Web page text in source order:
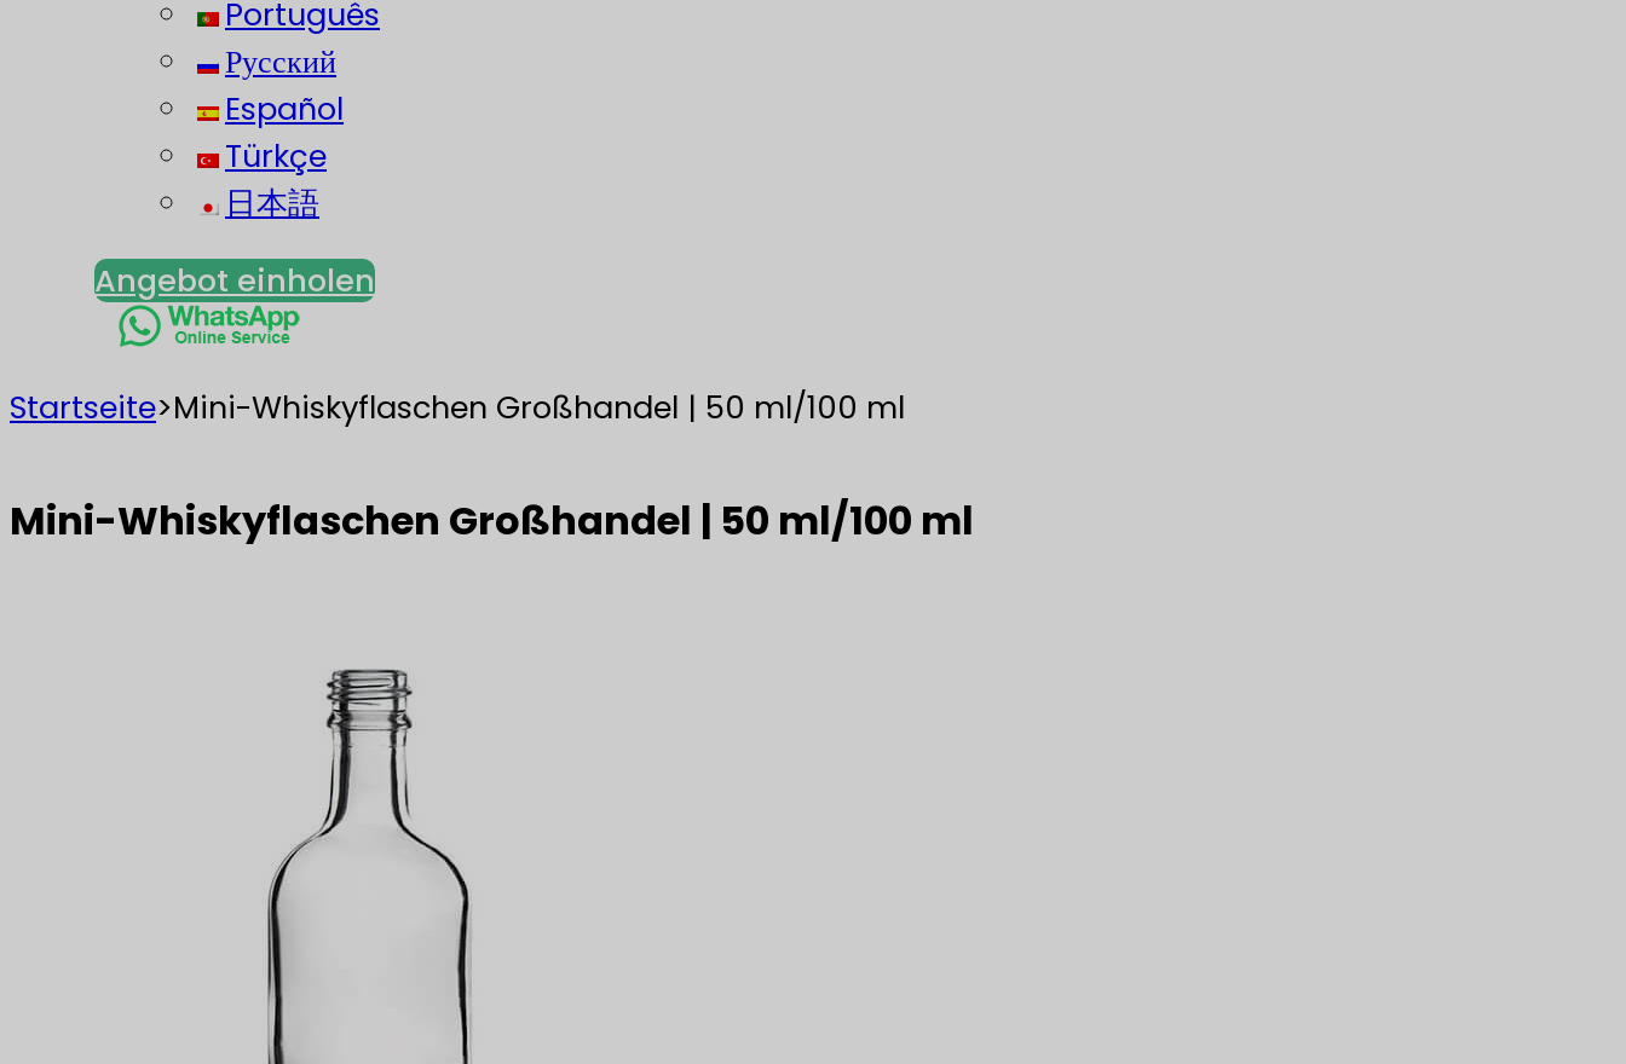
Português
Русский
Español
Türkçe
日本語
Angebot einholen
Startseite>Mini-Whiskyflaschen Großhandel | 50 ml/100 ml
Mini-Whiskyflaschen Großhandel | 50 ml/100 ml